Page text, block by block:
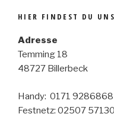
HIER FINDEST DU UNS
Adresse
Temming 18
48727 Billerbeck
Handy: 0171 9286868
Festnetz: 02507